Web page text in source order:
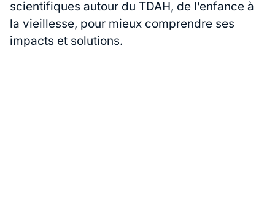
scientifiques autour du TDAH, de l’enfance à
la vieillesse, pour mieux comprendre ses
impacts et solutions.